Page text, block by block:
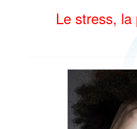
Le stress, la